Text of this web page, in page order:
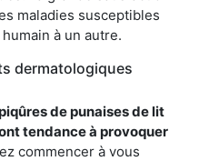
maladies susceptibles
à un autre.
dermatologiques
de punaises de lit
tendance à provoquer
commencer à vous